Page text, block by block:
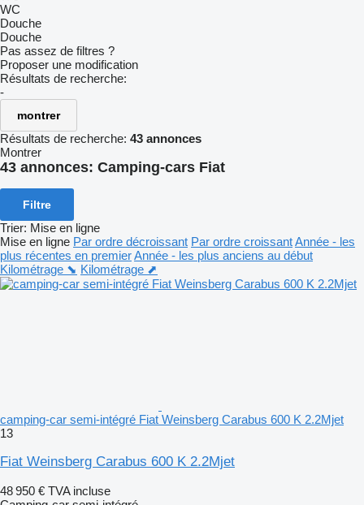
WC
Douche
Douche
Pas assez de filtres ?
Proposer une modification
Résultats de recherche:
-
montrer
Résultats de recherche: 43 annonces
Montrer
43 annonces: Camping-cars Fiat
Filtre
Trier: Mise en ligne
Mise en ligne Par ordre décroissant Par ordre croissantAnnée - les
plus récentes en premierAnnée - les plus anciens au début
Kilométrage ⬊ Kilométrage ⬈
camping-car semi-intégré Fiat Weinsberg Carabus 600 K 2.2Mjet
13
Fiat Weinsberg Carabus 600 K 2.2Mjet
48 950 € TVA incluse